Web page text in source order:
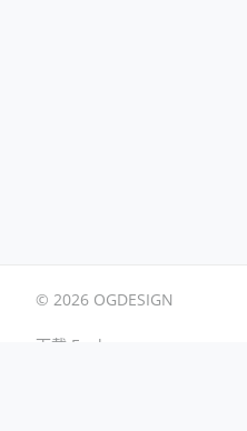
© 2026 OGDESIGN
下载 Eagle